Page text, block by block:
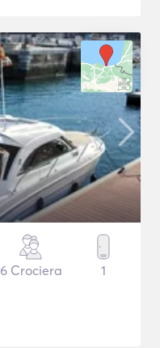
6 Crociera 1